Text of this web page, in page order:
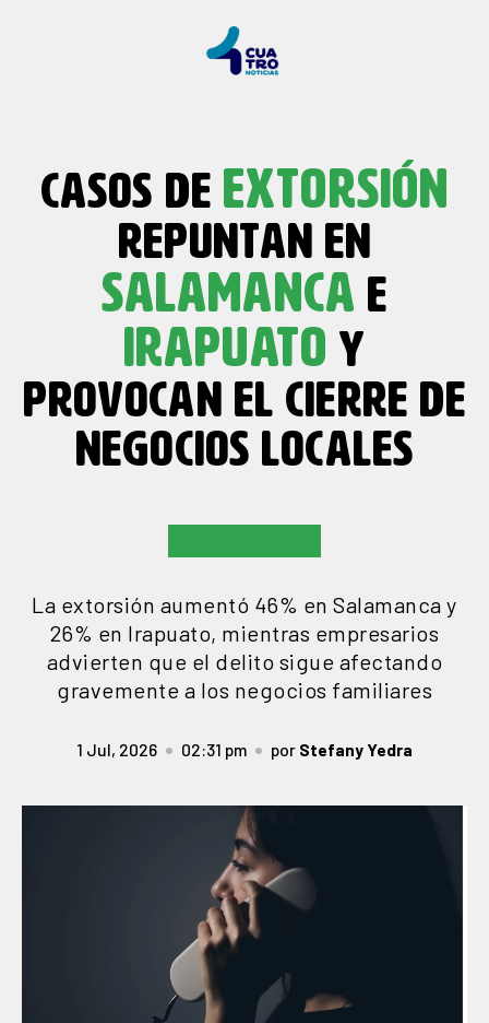
CASOS DE EXTORSIÓN
REPUNTAN EN
SALAMANCA E
IRAPUATO Y
PROVOCAN EL CIERRE DE
NEGOCIOS LOCALES
La extorsión aumentó 46% en Salamanca y
26% en Irapuato, mientras empresarios
advierten que el delito sigue afectando
gravemente a los negocios familiares
1 Jul, 2026 02:31 pm por Stefany Yedra